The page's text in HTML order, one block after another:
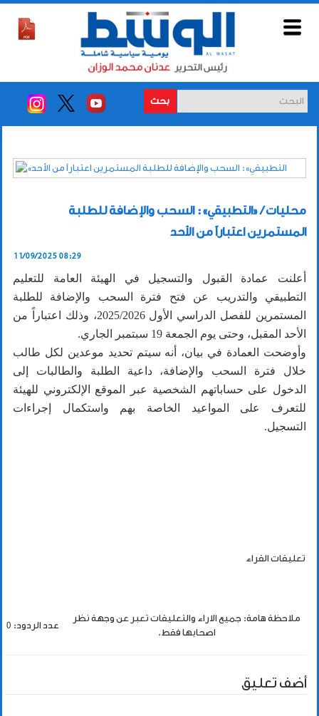
بحث
محليات / «التطبيقي»: السحب والإضافة للطلبة
المستمرين اعتباراً من الأحد
11/09/2025 08:29
أعلنت عمادة القبول والتسجيل في الهيئة العامة للتعليم
التطبيقي والتدريب عن فتح فترة السحب والإضافة للطلبة
المستمرين للفصل الدراسي الأول 2025/2026، وذلك اعتباراً من
الأحد المقبل، وحتى يوم الجمعة 19 سبتمبر الجاري.
وأوضحت العمادة في بيان، أنه سيتم تحديد موعدين لكل طالب
خلال فترة السحب والإضافة، داعية الطلبة والطالبات إلى
الدخول على حساباتهم الشخصية عبر الموقع الإلكتروني للهيئة
للتعرف على المواعيد الخاصة بهم واستكمال إجراءات
التسجيل.
تعليقات القراء
ملاحظة هامة: جميع الاراء والتعليقات تعبر عن وجهة نظر
اصحابها فقط.
عدد الردود: 0
أضف تعليق